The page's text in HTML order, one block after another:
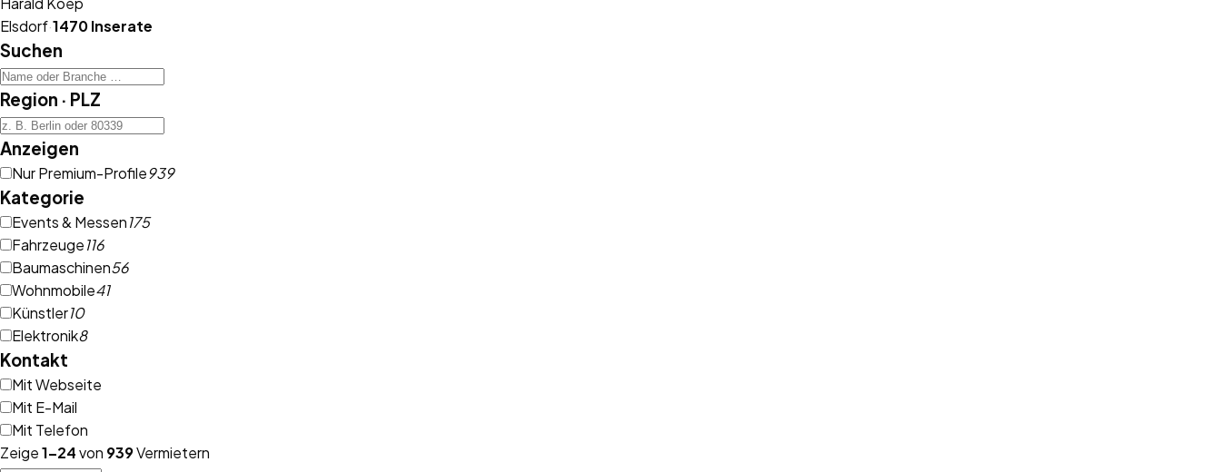
Elsdorf·1470Inserate
Suchen
Region · PLZ
Anzeigen
Nur Premium-Profile939
Kategorie
Events & Messen175
Fahrzeuge116
Baumaschinen56
Wohnmobile41
Künstler10
Elektronik8
Kontakt
Mit Webseite
Mit E-Mail
Mit Telefon
Zeige1–24von 939Vermietern